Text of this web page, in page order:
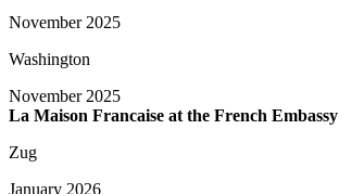
November 2025
Washington
November 2025
La Maison Francaise at the French Embassy
Zug
January 2026